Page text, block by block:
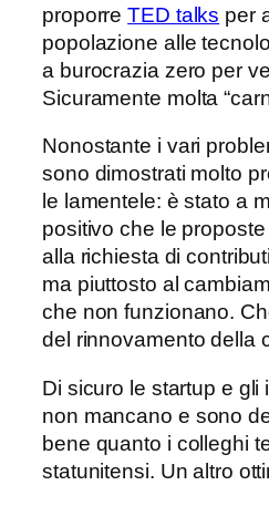
proporreTED talks per
popolazione alle
a burocrazia zero per
Sicuramente molta
Nonostante i vari
sono dimostrati molto
le lamentele: è stato a
positivo che le
alla richiesta di
ma piuttosto al
che non funzionano.
del rinnovamento della
Di sicuro le startup e gli
non mancano e sono
bene quanto i colleghi
statunitensi. Un altro